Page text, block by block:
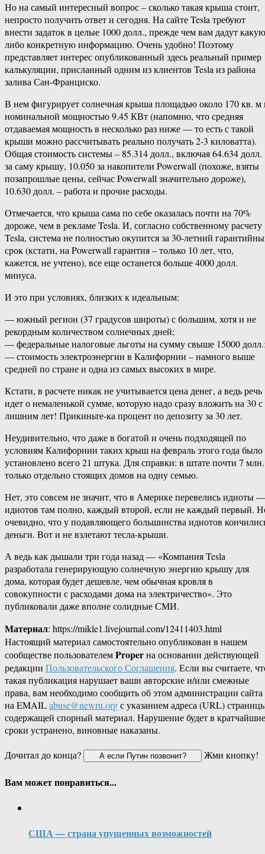
Но на самый интересный вопрос – сколько такая крыша стоит,
непросто получить ответ и сегодня. На сайте Tesla требуют
внести задаток в целые 1000 долл., прежде чем вам дадут
либо конкретную информацию. Очень удобно! Поэтому
представляет интерес опубликованный здесь реальный пример
калькуляции, присланный одним из клиентов Tesla из района
залива Сан-Франциско.
В нем фигурирует солнечная крыша площадью около 170 кв. м
номинальной мощностью 9.45 КВт (напомню, что средняя
отдаваемая мощность в несколько раз ниже — то есть с такой
крыши можно рассчитывать реально получать 2-3 киловатта).
Общая стоимость системы – 85.314 долл., включая 64.634 долл.
за саму крышу, 10.050 за накопители Powerwall (похоже, взяты
позапрошлые цены, сейчас Powerwall значительно дороже),
10.630 долл. – работа и прочие расходы.
Отмечается, что крыша сама по себе оказалась почти на 70%
дороже, чем в рекламе Tesla. И, согласно собственному расчету
Tesla, система не полностью окупится за 30-летний
срок (кстати, на Powerwall гарантия – только 10 лет, что,
кажется, не учтено), все еще останется больше 4000 долл.
минуса.
И это при условиях, близких к идеальным:
— южный регион (37 градусов широты) с большим, хотя и не
рекордным количеством солнечных дней;
— федеральные налоговые льготы на сумму свыше 15000
— стоимость электроэнергии в Калифорнии – намного выше
средней по стране и одна из самых высоких в мире.
Кстати, в расчете никак не учитывается цена денег, а ведь речь
идет о немаленькой сумме, которую надо сразу вложить на 30 с
лишним лет! Прикиньте-ка процент по депозиту за 30 лет.
Неудивительно, что даже в богатой и очень подходящей по
условиям Калифорнии таких крыш на февраль этого года было
установлено всего 21 штука. Для справки: в штате почти 7 млн.
только отдельно стоящих домов на одну семью.
Нет, это совсем не значит, что в Америке перевелись идиоты —
идиотов там полно, каждый второй, если не каждый первый.
очевидно, что у подавляющего большинства идиотов
деньги. Вот и не взлетают тесла-крыши.
А ведь как дышали три года назад — «Компания Tesla
разработала генерирующую солнечную энергию крышу для
дома, которая будет дешевле, чем обычная кровля в
совокупности с расходами дома на электричество». Это
публиковали даже вполне солидные СМИ.
Материал: https://mikle1.livejournal.com/12411403.html
Настоящий материал самостоятельно опубликован в нашем
сообществе пользователемProperна основании действующей
редакции Пользовательского Соглашения. Если вы считаете,
такая публикация нарушает ваши авторские и/или смежные
права, вам необходимо сообщить об этом администрации сайта
на EMAILabuse@newru.orgс указанием адреса (URL)
содержащей спорный материал. Нарушение будет в кратчайшие
сроки устранено, виновные наказаны.
Дочитал до конца?
Жми кнопку!
Вам может понравиться...
США — страна упущенных возможностей